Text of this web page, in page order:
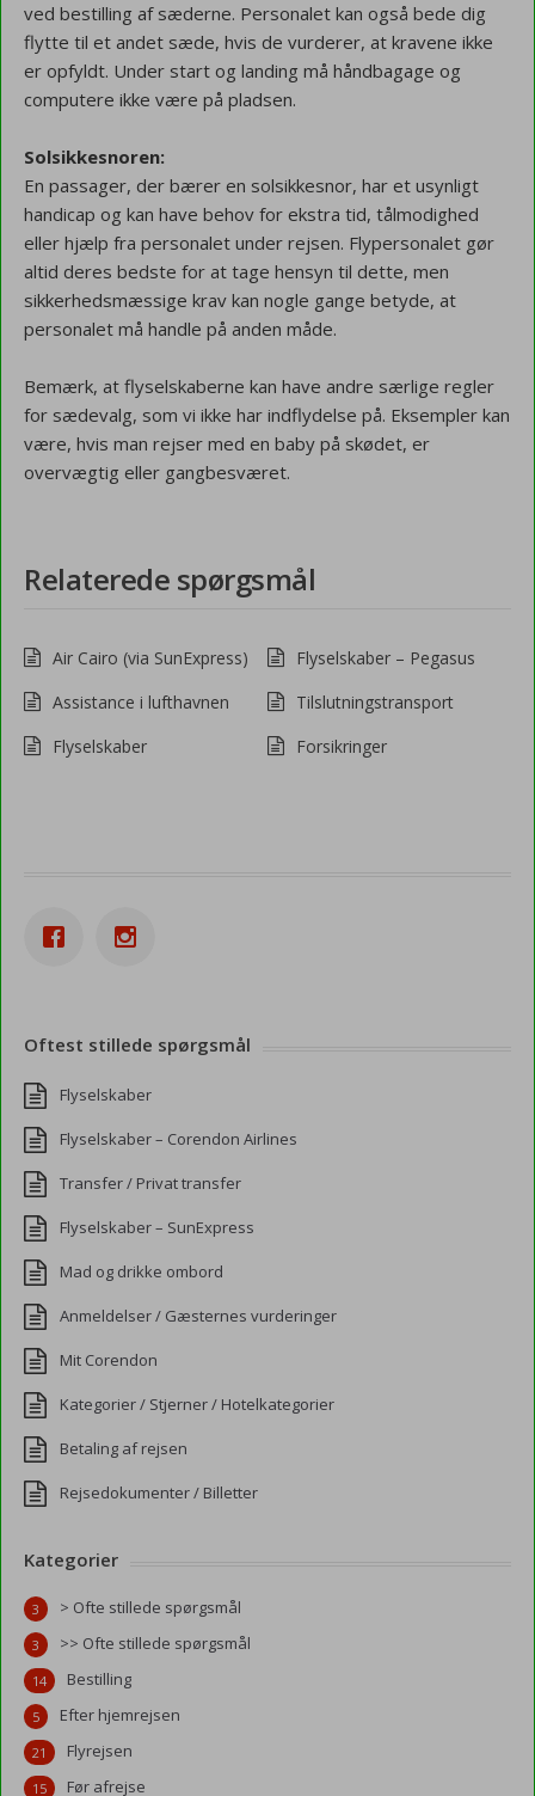
ved bestilling af sæderne. Personalet kan også bede dig
flytte til et andet sæde, hvis de vurderer, at kravene ikke
er opfyldt. Under start og landing må håndbagage og
computere ikke være på pladsen.
Solsikkesnoren:
En passager, der bærer en solsikkesnor, har et usynligt
handicap og kan have behov for ekstra tid, tålmodighed
eller hjælp fra personalet under rejsen. Flypersonalet gør
altid deres bedste for at tage hensyn til dette, men
sikkerhedsmæssige krav kan nogle gange betyde, at
personalet må handle på anden måde.
Bemærk, at flyselskaberne kan have andre særlige regler
for sædevalg, som vi ikke har indflydelse på. Eksempler kan
være, hvis man rejser med en baby på skødet, er
overvægtig eller gangbesværet.
Relaterede spørgsmål
Air Cairo (via SunExpress)
Flyselskaber – Pegasus
Assistance i lufthavnen
Tilslutningstransport
Flyselskaber
Forsikringer
Oftest stillede spørgsmål
Flyselskaber
Flyselskaber – Corendon Airlines
Transfer / Privat transfer
Flyselskaber – SunExpress
Mad og drikke ombord
Anmeldelser / Gæsternes vurderinger
Mit Corendon
Kategorier / Stjerner / Hotelkategorier
Betaling af rejsen
Rejsedokumenter / Billetter
Kategorier
> Ofte stillede spørgsmål
3
>> Ofte stillede spørgsmål
3
Bestilling
14
Efter hjemrejsen
5
Flyrejsen
21
Før afrejse
15